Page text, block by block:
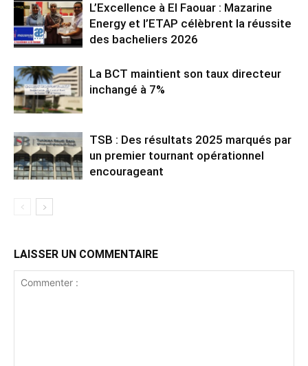
L’Excellence à El Faouar : Mazarine
Energy et l’ETAP célèbrent la réussite
des bacheliers 2026
La BCT maintient son taux directeur
inchangé à 7%
TSB : Des résultats 2025 marqués par
un premier tournant opérationnel
encourageant
LAISSER UN COMMENTAIRE